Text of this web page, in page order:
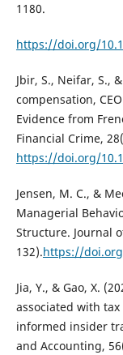
1180.
https://doi.org/
Jbir, S., Neifar, S.,
compensation,
Evidence from
Financial Crime,
https://doi.org/
Jensen, M. C., &
Managerial
Structure. Journal
132).https://
Jia, Y., & Gao, X.
associated with
informed insider
and Accounting,